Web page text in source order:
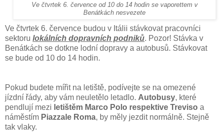
Ve čtvrtek 6. července od 10 do 14 hodin se vaporettem v
Benátkách nesvezete
Ve čtvrtek 6. července budou v Itálii stávkovat pracovníci
sektoru lokálních dopravních podniků. Pozor! Stávka v
Benátkách se dotkne lodní dopravy a autobusů. Stávkovat
se bude od 10 do 14 hodin.
Pokud budete mířit na letiště, podívejte se na omezené
jízdní řády, aby vám neuletělo letadlo. Autobusy, které
pendlují mezi letištěm Marco Polo respektive Treviso a
náměstím Piazzale Roma, by měly jezdit normálně. Stejně
tak vlaky.